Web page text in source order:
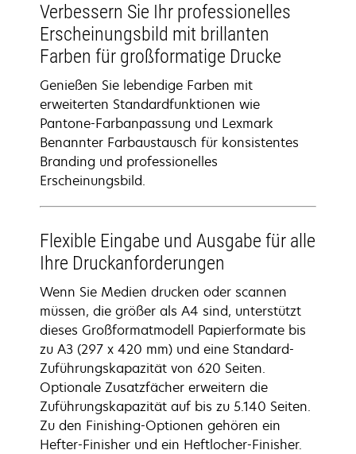
Verbessern Sie Ihr professionelles
Erscheinungsbild mit brillanten
Farben für großformatige Drucke
Genießen Sie lebendige Farben mit
erweiterten Standardfunktionen wie
Pantone-Farbanpassung und Lexmark
Benannter Farbaustausch für konsistentes
Branding und professionelles
Erscheinungsbild.
Flexible Eingabe und Ausgabe für alle
Ihre Druckanforderungen
Wenn Sie Medien drucken oder scannen
müssen, die größer als A4 sind, unterstützt
dieses Großformatmodell Papierformate bis
zu A3 (297 x 420 mm) und eine Standard-
Zuführungskapazität von 620 Seiten.
Optionale Zusatzfächer erweitern die
Zuführungskapazität auf bis zu 5.140 Seiten.
Zu den Finishing-Optionen gehören ein
Hefter-Finisher und ein Heftlocher-Finisher.